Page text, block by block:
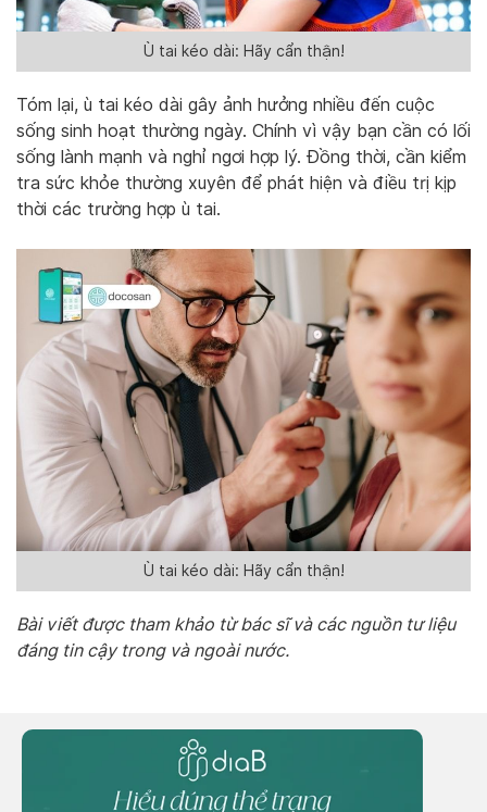
Ù tai kéo dài: Hãy cẩn thận!
Tóm lại, ù tai kéo dài gây ảnh hưởng nhiều đến cuộc
sống sinh hoạt thường ngày. Chính vì vậy bạn cần có lối
sống lành mạnh và nghỉ ngơi hợp lý. Đồng thời, cần kiểm
tra sức khỏe thường xuyên để phát hiện và điều trị kịp
thời các trường hợp ù tai.
Ù tai kéo dài: Hãy cẩn thận!
Bài viết được tham khảo từ bác sĩ và các nguồn tư liệu
đáng tin cậy trong và ngoài nước.